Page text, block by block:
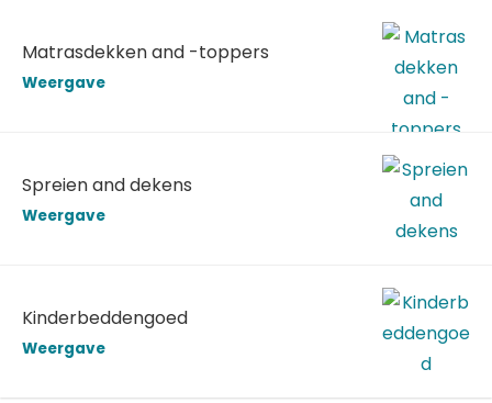
Matrasdekken and -toppers
Weergave
Spreien and dekens
Weergave
Kinderbeddengoed
Weergave